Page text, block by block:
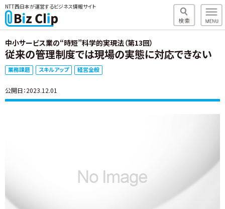
NTT西日本が運営するビジネス情報サイト
中小サービス業の“時短”科学的実現法（第13回）
従来の管理制度では現場の実態に対応できない
業務課題 スキルアップ 経営全般
公開日：2023.12.01